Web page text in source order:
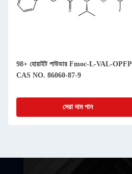
98+ হোয়াইট পাউডার Fmoc-L-VAL-OPFP
CAS NO. 86060-87-9
সেরা দাম পান